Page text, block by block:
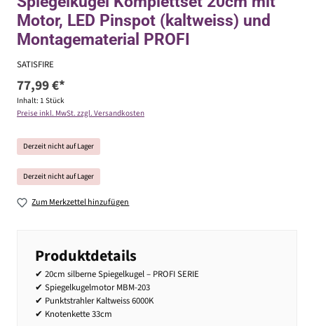
Motor, LED Pinspot (kaltweiss) und
Montagematerial PROFI
SATISFIRE
77,99 €*
Inhalt: 1 Stück
Preise inkl. MwSt. zzgl. Versandkosten
Derzeit nicht auf Lager
Derzeit nicht auf Lager
Zum Merkzettel hinzufügen
Produktdetails
✔ 20cm silberne Spiegelkugel – PROFI SERIE
✔ Spiegelkugelmotor MBM-203
✔ Punktstrahler Kaltweiss 6000K
✔ Knotenkette 33cm